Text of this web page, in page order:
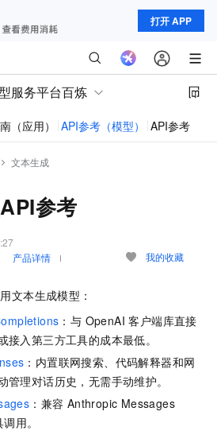
打开 APP
服务平台百炼
（应用） API参考（模型） API参考（应
文本生成
参考
产品详情 我的收藏
文本生成模型：
：与 OpenAI 客户端库直接
接入第三方工具的成本最低。
：内置联网搜索、代码解释器和网
管理对话历史，无需手动维护。
：兼容 Anthropic Messages
用。